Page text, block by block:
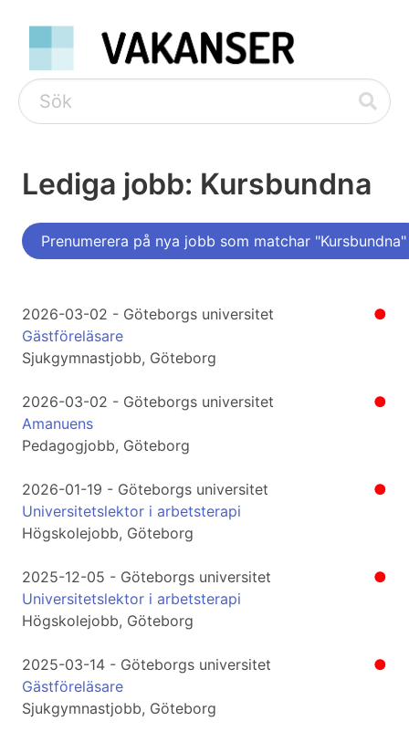
Lediga jobb: Kursbundna
Prenumerera på nya jobb som matchar "Kursbundna"
●
2026-03-02 - Göteborgs universitet
Gästföreläsare
Sjukgymnastjobb, Göteborg
●
2026-03-02 - Göteborgs universitet
Amanuens
Pedagogjobb, Göteborg
●
2026-01-19 - Göteborgs universitet
Universitetslektor i arbetsterapi
Högskolejobb, Göteborg
●
2025-12-05 - Göteborgs universitet
Universitetslektor i arbetsterapi
Högskolejobb, Göteborg
●
2025-03-14 - Göteborgs universitet
Gästföreläsare
Sjukgymnastjobb, Göteborg